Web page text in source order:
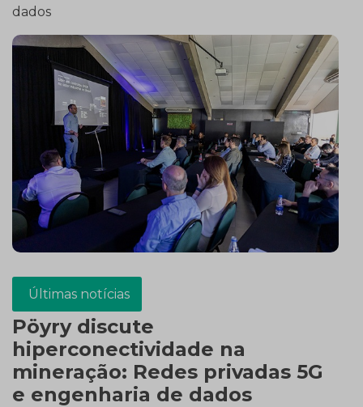
dados
Últimas notícias
Pöyry discute
hiperconectividade na
mineração: Redes privadas 5G
e engenharia de dados